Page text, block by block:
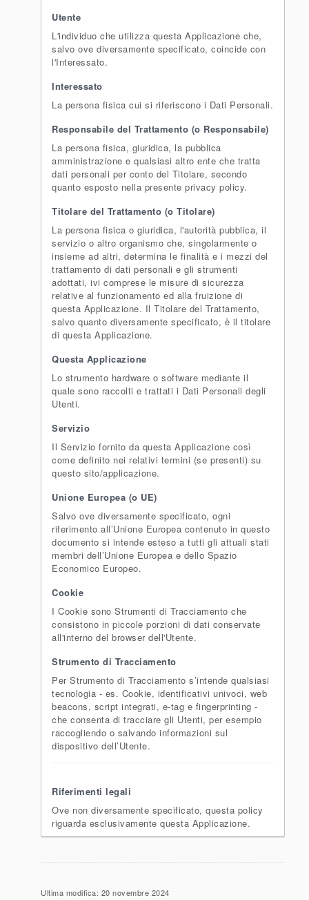
Utente
L'individuo che utilizza questa Applicazione che,
salvo ove diversamente specificato, coincide con
l'Interessato.
Interessato
La persona fisica cui si riferiscono i Dati Personali.
Responsabile del Trattamento (o Responsabile)
La persona fisica, giuridica, la pubblica
amministrazione e qualsiasi altro ente che tratta
dati personali per conto del Titolare, secondo
quanto esposto nella presente privacy policy.
Titolare del Trattamento (o Titolare)
La persona fisica o giuridica, l'autorità pubblica, il
servizio o altro organismo che, singolarmente o
insieme ad altri, determina le finalità e i mezzi del
trattamento di dati personali e gli strumenti
adottati, ivi comprese le misure di sicurezza
relative al funzionamento ed alla fruizione di
questa Applicazione. Il Titolare del Trattamento,
salvo quanto diversamente specificato, è il titolare
di questa Applicazione.
Questa Applicazione
Lo strumento hardware o software mediante il
quale sono raccolti e trattati i Dati Personali degli
Utenti.
Servizio
Il Servizio fornito da questa Applicazione così
come definito nei relativi termini (se presenti) su
questo sito/applicazione.
Unione Europea (o UE)
Salvo ove diversamente specificato, ogni
riferimento all’Unione Europea contenuto in questo
documento si intende esteso a tutti gli attuali stati
membri dell’Unione Europea e dello Spazio
Economico Europeo.
Cookie
I Cookie sono Strumenti di Tracciamento che
consistono in piccole porzioni di dati conservate
all'interno del browser dell'Utente.
Strumento di Tracciamento
Per Strumento di Tracciamento s’intende qualsiasi
tecnologia - es. Cookie, identificativi univoci, web
beacons, script integrati, e-tag e fingerprinting -
che consenta di tracciare gli Utenti, per esempio
raccogliendo o salvando informazioni sul
dispositivo dell’Utente.
Riferimenti legali
Ove non diversamente specificato, questa policy
riguarda esclusivamente questa Applicazione.
Ultima modifica: 20 novembre 2024